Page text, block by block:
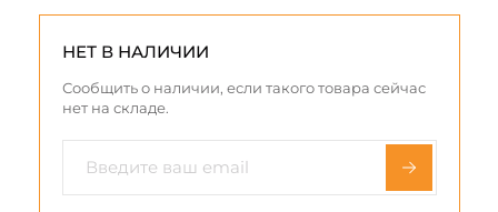
НЕТ В НАЛИЧИИ
Сообщить о наличии, если такого товара сейчас
нет на складе.